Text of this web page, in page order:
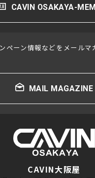
CAVIN OSAKAYA-
ペーン情報などをメールマ
MAIL MAGAZINE
CAVIN大阪屋